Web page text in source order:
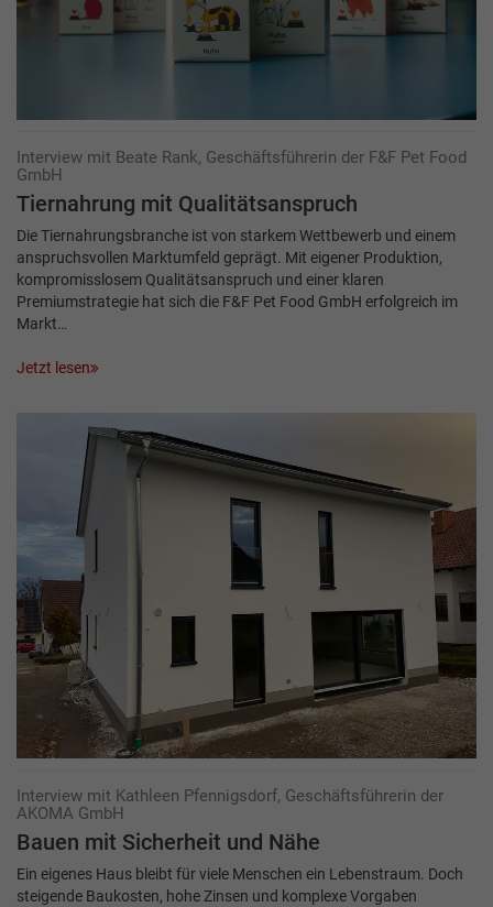
Interview mit Beate Rank, Geschäftsführerin der F&F Pet Food
GmbH
Tiernahrung mit Qualitätsanspruch
Die Tiernahrungsbranche ist von starkem Wettbewerb und einem
anspruchsvollen Markt­umfeld geprägt. Mit eigener Produktion,
kompromisslosem Qualitätsanspruch und einer klaren
Premiumstrategie hat sich die F&F Pet Food GmbH erfolgreich im
Markt…
Jetzt lesen
Interview mit Kathleen Pfennigsdorf, Geschäftsführerin der
AKOMA GmbH
Bauen mit Sicherheit und Nähe
Ein eigenes Haus bleibt für viele Menschen ein Lebenstraum. Doch
steigende Baukosten, hohe Zinsen und komplexe Vorgaben